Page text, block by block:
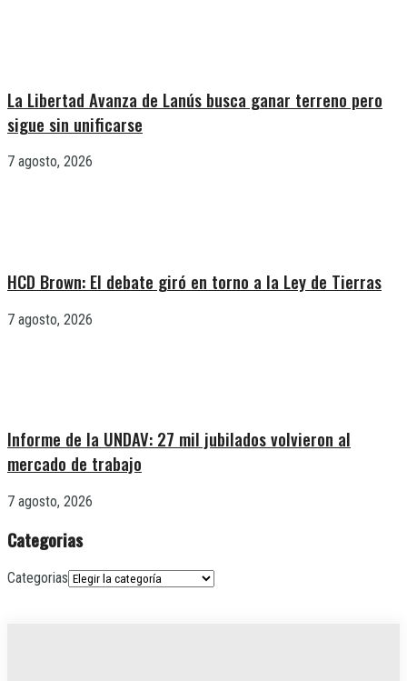
La Libertad Avanza de Lanús busca ganar terreno pero
sigue sin unificarse
7 agosto, 2026
HCD Brown: El debate giró en torno a la Ley de Tierras
7 agosto, 2026
Informe de la UNDAV: 27 mil jubilados volvieron al
mercado de trabajo
7 agosto, 2026
Categorias
Categorias